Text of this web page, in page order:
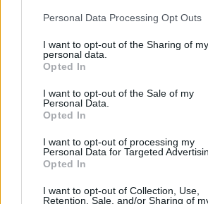
Personal Data Processing Opt Outs
I want to opt-out of the Sharing of my
personal data.
Opted In
I want to opt-out of the Sale of my
Personal Data.
Opted In
I want to opt-out of processing my
Personal Data for Targeted
Opted In
I want to opt-out of Collection, Use,
Retention, Sale, and/or Sharing of
ΔΕΙΤΕ ΕΠΙΣΗΣ
οφσάιντ, δεν
μπάλα μπάσκετ
ΧΤΕΣ